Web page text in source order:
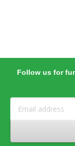
Follow us for